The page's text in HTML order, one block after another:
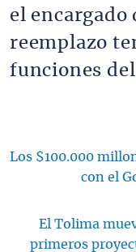
el encargado
reemplazo
funciones
Los $100.000
con el
El Tolima
primeros